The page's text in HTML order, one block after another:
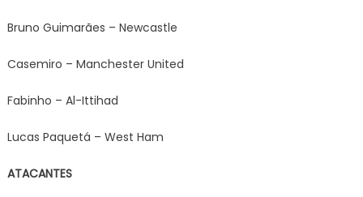
Bruno Guimarães – Newcastle
Casemiro – Manchester United
Fabinho – Al-Ittihad
Lucas Paquetá – West Ham
ATACANTES